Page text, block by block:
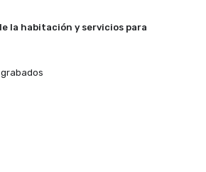
la habitación y servicios para